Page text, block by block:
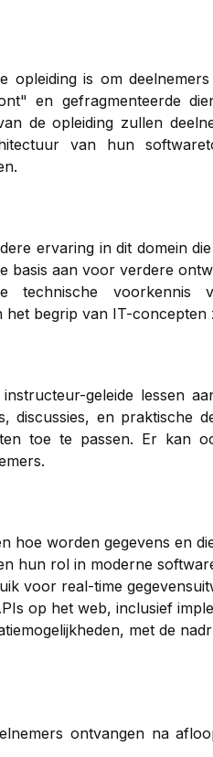
opleiding is om
en gefragmenteerde
de opleiding zullen
van hun
ervaring in dit domein
basis aan voor verdere
technische voorkennis
het begrip van IT-concepten
geleide lessen
discussies, en praktische
toe te passen. Er kan
hoe worden gegevens en
hun rol in moderne
voor real-time
op het web, inclusief
met de
ontvangen na